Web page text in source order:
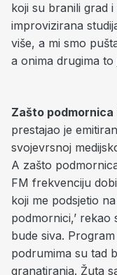
koji su branili grad
improvizirana
više, a mi smo
a onima drugima to
Zašto
prestajao je
svojevrsnoj
A zašto
FM frekvenciju
koji me podsjetio
podmornici,’ rekao
bude siva.
podrumima su tad
granatiranja. Žuta